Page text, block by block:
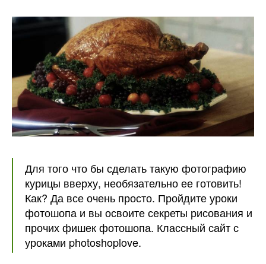
Для того что бы сделать такую фотографию
курицы вверху, необязательно ее готовить!
Как? Да все очень просто. Пройдите уроки
фотошопа и вы освоите секреты рисования и
прочих фишек фотошопа. Классный сайт с
уроками photoshoplove.